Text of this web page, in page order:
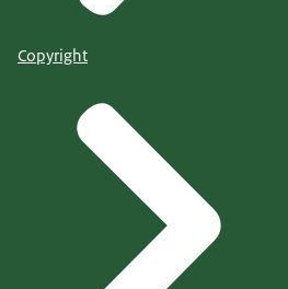
Copyright